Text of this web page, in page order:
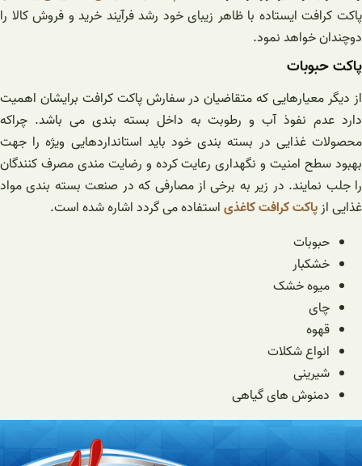
پاکت کرافت ایستاده با ظاهر زیبای خود رشد فرآیند خرید و فروش کالا را
دوچندان خواهد نمود.
پاکت حبوبات
از دیگر معیارهایی که متقاضیان در سفارش پاکت کرافت برایشان اهمیت
دارد عدم نفوذ آب و رطوبت به داخل بسته بندی می باشد. چراکه
محصولات غذایی در بسته بندی خود باید استانداردهایی ویژه را جهت
بهبود سطح امنیت و نگهداری رعایت کرده و رضایت مندی مصرف کنندگان
را جلب نمایند. در زیر به برخی از مصارفی که در صنعت بسته بندی مواد
غذایی ازپاکت کرافت کاغذیاستفاده می گردد اشاره شده است.
حبوبات
خشکبار
میوه خشک
چای
قهوه
انواع شکلات
شیرینی
دمنوش های گیاهی